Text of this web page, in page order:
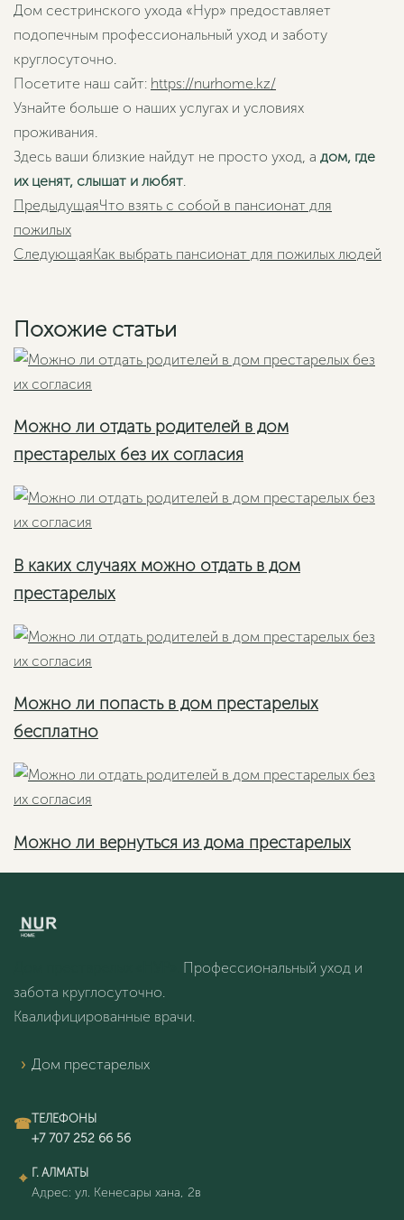
Дом сестринского ухода «Нур» предоставляет
подопечным профессиональный уход и заботу
круглосуточно.
Посетите наш сайт: https://nurhome.kz/
Узнайте больше о наших услугах и условиях
проживания.
Здесь ваши близкие найдут не просто уход, а дом, где
их ценят, слышат и любят
Пред
ПредыдущаяЧто взять с собой в пансионат для
пожилых
СледующаяКак выбрать пансионат для пожилых людей
Похожие статьи
Можно ли отдать родителей в дом
престарелых без их согласия
В каких случаях можно отдать в дом
престарелых
Можно ли попасть в дом престарелых
бесплатно
Можно ли вернуться из дома престарелых
Профессиональный уход и
забота круглосуточно.
Квалифицированные врачи.
Дом престарелых
ТЕЛЕФОНЫ
Г. АЛМАТЫ
Адрес: ул. Кенесары хана, 2в